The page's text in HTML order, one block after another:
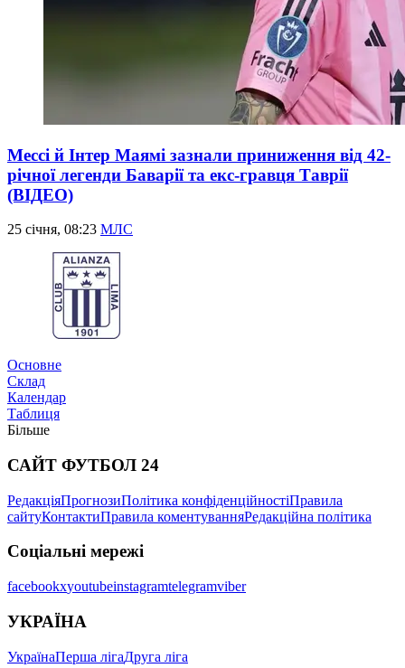
Мессі й Інтер Маямі зазнали приниження від 42-
річної легенди Баварії та екс-гравця Таврії
(ВІДЕО)
25 січня, 08:23 МЛС
Трансфери
Новини
Основне
Склад
Календар
Таблиця
Більше
САЙТ ФУТБОЛ 24
РедакціяПрогнозиПолітика конфіденційностіПравила
сайтуКонтактиПравила коментуванняРедакційна політика
Соціальні мережі
facebookxyoutubeinstagramtelegramviber
УКРАЇНА
УкраїнаПерша лігаДруга ліга